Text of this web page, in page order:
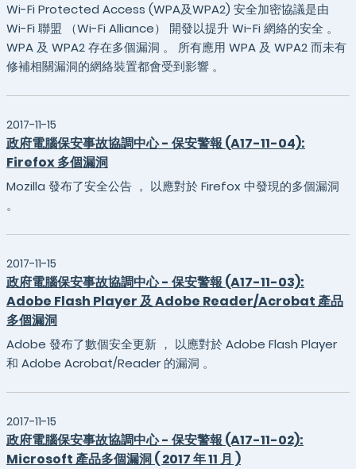
Wi-Fi Protected Access (WPA及WPA2) 安全加密協議是由
Wi-Fi 聯盟 （Wi-Fi Alliance） 開發以提升 Wi-Fi 網絡的安全 。
WPA 及 WPA2 存在多個漏洞 。 所有應用 WPA 及 WPA2 而未有
修補相關漏洞的網絡裝置都會受到影響 。
2017-11-15
政府電腦保安事故協調中心 - 保安警報 (A17-11-04):
Firefox 多個漏洞
Mozilla 發布了安全公告 ， 以應對於 Firefox 中發現的多個漏洞
。
2017-11-15
政府電腦保安事故協調中心 - 保安警報 (A17-11-03):
Adobe Flash Player 及 Adobe Reader/Acrobat 產品
多個漏洞
Adobe 發布了數個安全更新 ， 以應對於 Adobe Flash Player
和 Adobe Acrobat/Reader 的漏洞 。
2017-11-15
政府電腦保安事故協調中心 - 保安警報 (A17-11-02):
Microsoft 產品多個漏洞 ( 2017 年 11 月 )